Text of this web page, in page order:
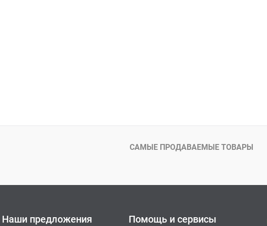
САМЫЕ ПРОДАВАЕМЫЕ ТОВАРЫ
Наши предложения Помощь и сервисы